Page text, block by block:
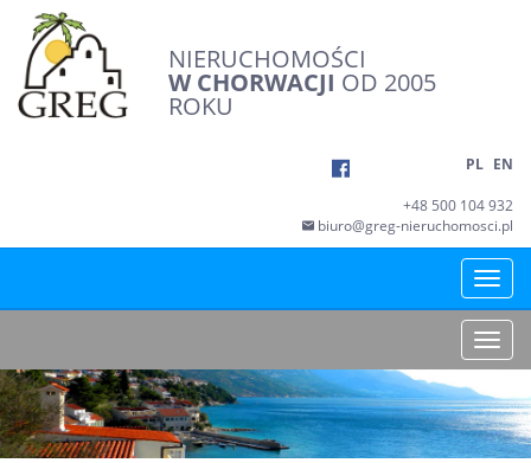
NIERUCHOMOŚCI
W CHORWACJI OD 2005
ROKU
PL EN
+48 500 104 932
biuro@greg-nieruchomosci.pl
Toggle
Toggle